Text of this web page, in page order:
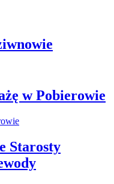
w Pobierowie
Starosty